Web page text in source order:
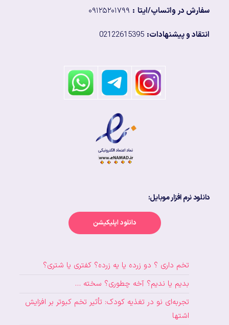
سفارش در واتساپ/ایتا :
انتقاد و پیشنهادات:
دانلود نرم افزار موبایل:
دانلود اپلیکیشن
تخم داری ؟ دو زرده یا یه زرده؟ کفتری یا شتری؟
بدیم یا ندیم؟ آخه چطوری؟ سخته …
تجربه‌ای نو در تغذیه کودک: تأثیر تخم کبوتر بر افزایش
اشتها